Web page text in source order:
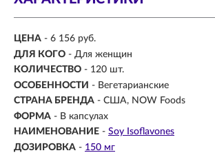
ЦЕНА - 6 156 руб.
ДЛЯ КОГО - Для женщин
КОЛИЧЕСТВО - 120 шт.
ОСОБЕННОСТИ - Вегетарианские
СТРАНА БРЕНДА - США, NOW Foods
ФОРМА - В капсулах
НАИМЕНОВАНИЕ - Soy Isoflavones
ДОЗИРОВКА - 150 мг